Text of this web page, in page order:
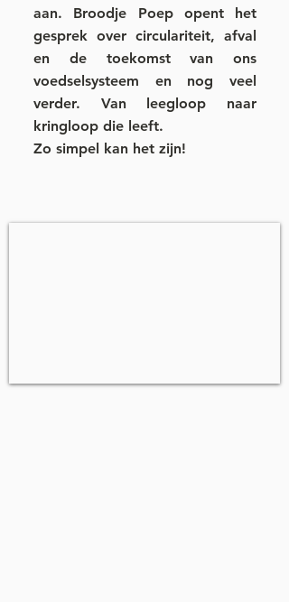
aan. Broodje Poep opent het
gesprek over circulariteit, afval
en de toekomst van ons
voedselsysteem en nog veel
verder. Van leegloop naar
kringloop die leeft.
Zo simpel kan het zijn!